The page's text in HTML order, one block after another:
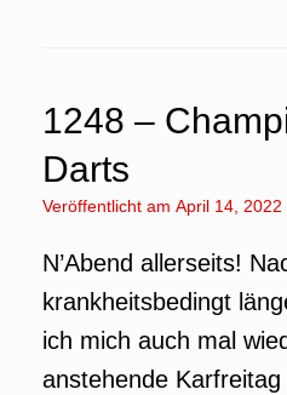
1248 –
Darts
Veröffentlicht am April 14, 2022
N’Abend allerseits!
krankheitsbedingt
ich mich auch mal
anstehende